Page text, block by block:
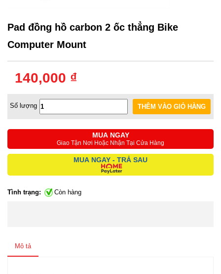
Pad đồng hồ carbon 2 ốc thẳng Bike
Computer Mount
140,000 ₫
Số lượng
MUA NGAY
Giao Tận Nơi Hoặc Nhận Tại Cửa Hàng
MUA NGAY - TRẢ SAU
Tình trạng: Còn hàng
Mô tả